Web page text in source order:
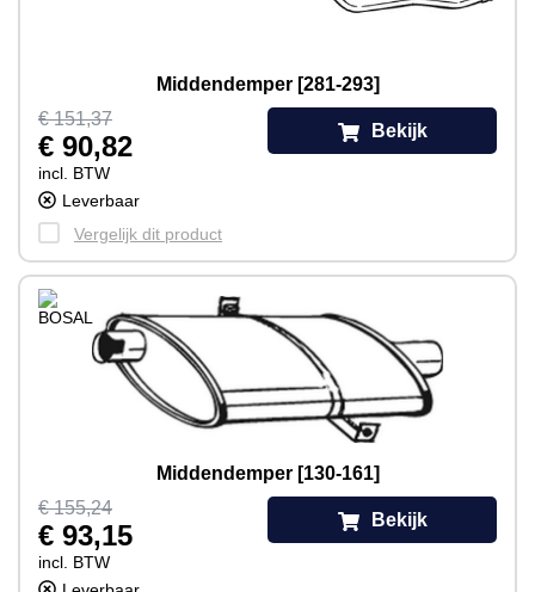
Middendemper [281-293]
€ 151,37
€ 90,82
incl. BTW
Bekijk
Leverbaar
Vergelijk dit product
Middendemper [130-161]
€ 155,24
€ 93,15
incl. BTW
Bekijk